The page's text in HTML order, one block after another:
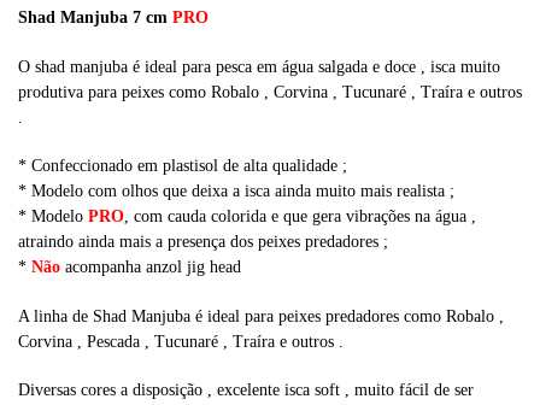
Shad Manjuba 7 cm PRO
O shad manjuba é ideal para pesca em água salgada e doce , isca muito
produtiva para peixes como Robalo , Corvina , Tucunaré , Traíra e outros
* Confeccionado em plastisol de alta qualidade ;
* Modelo com olhos que deixa a isca ainda muito mais realista ;
* Modelo PRO, com cauda colorida e que gera vibrações na água ,
atraindo ainda mais a presença dos peixes predadores ;
* Não acompanha anzol jig head
A linha de Shad Manjuba é ideal para peixes predadores como Robalo ,
Corvina , Pescada , Tucunaré , Traíra e outros .
Diversas cores a disposição , excelente isca soft , muito fácil de ser